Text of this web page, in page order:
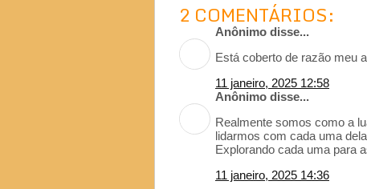
2 COMENTÁRIOS:
Anônimo disse...
Está coberto de razão meu
11 janeiro, 2025 12:58
Anônimo disse...
Realmente somos como a
lidarmos com cada uma
Explorando cada uma para
11 janeiro, 2025 14:36